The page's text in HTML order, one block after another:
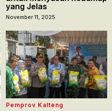
yang Jelas
November 11, 2025
Pemprov Kalteng